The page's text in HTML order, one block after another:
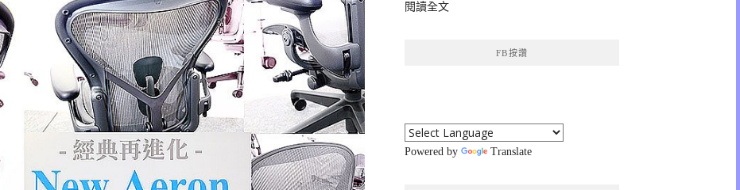
閱讀全文
FB按讚
Powered by Translate